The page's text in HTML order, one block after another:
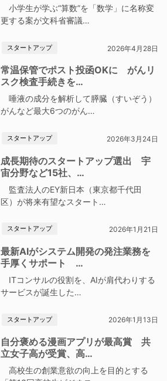
小学生が学ぶ“算数”を「数学」に名称変
更する案が文科省審議…
スタートアップ 2026年4月28日
常温保管でポスト投函OKに がんリ
スク検査手続きを…
唾液の成分を解析して膵臓（すいぞう）
がんなど最大6つのがん…
スタートアップ 2026年3月24日
成長期待のスタートアップ選出 宇
宙分野など15社、…
監査法人のEY新日本（東京都千代田
区）が将来有望なスタート…
スタートアップ 2026年1月21日
最新AIがシステム開発の発注業務を
手厚くサポート …
ITコンサルの役割を、AIが肩代わりする
サービスが誕生した…
スタートアップ 2026年1月13日
自分褒める漫画アプリが最高賞 共
立女子高が受賞、高…
高校生の創業意欲の向上を目的とする